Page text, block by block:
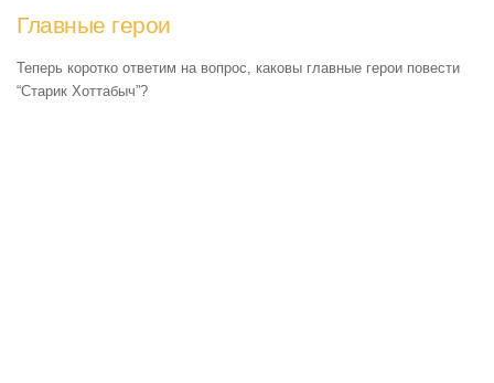
Главные герои
Теперь коротко ответим на вопрос, каковы главные герои повести
“Старик Хоттабыч”?